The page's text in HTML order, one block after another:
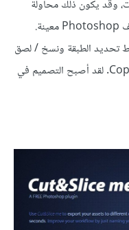
وقد يكون ذلك محاولة
شاقة لمطابقة المؤشر فوق علامة تبويب ملف Photoshop معينة.
تحديد الطبقة ونسخ / لصق
باستخدام اختصارات لوحة المفاتيح في Copio. لقد أصبح التصميم في